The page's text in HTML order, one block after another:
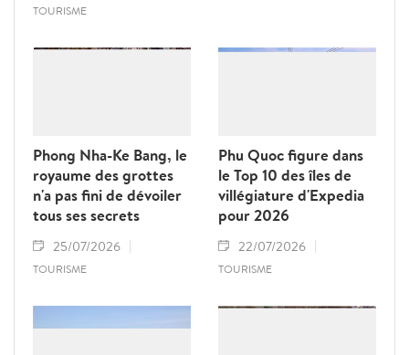
TOURISME
Phong Nha-Ke Bang, le
royaume des grottes
n'a pas fini de dévoiler
tous ses secrets
25/07/2026
TOURISME
Phu Quoc figure dans
le Top 10 des îles de
villégiature d'Expedia
pour 2026
22/07/2026
TOURISME